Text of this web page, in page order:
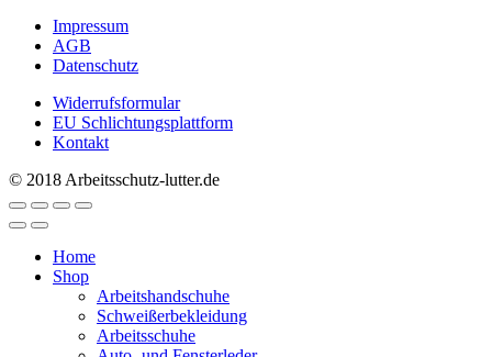
Impressum
AGB
Datenschutz
Widerrufsformular
EU Schlichtungsplattform
Kontakt
© 2018 Arbeitsschutz-lutter.de
Home
Shop
Arbeitshandschuhe
Schweißerbekleidung
Arbeitsschuhe